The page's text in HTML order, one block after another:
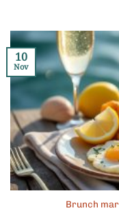
Brunch
10
Nov